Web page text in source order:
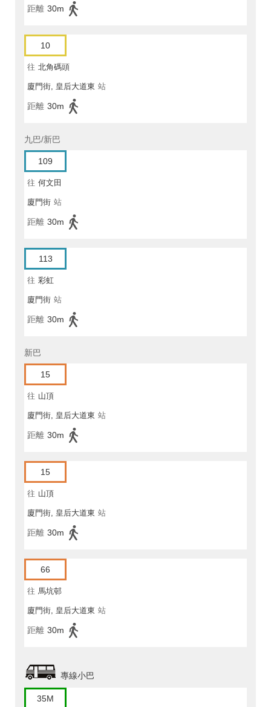
距離 30m
10
往 北角碼頭
廈門街, 皇后大道東 站
距離 30m
九巴/新巴
109
往 何文田
廈門街 站
距離 30m
113
往 彩虹
廈門街 站
距離 30m
新巴
15
往 山頂
廈門街, 皇后大道東 站
距離 30m
15
往 山頂
廈門街, 皇后大道東 站
距離 30m
66
往 馬坑邨
廈門街, 皇后大道東 站
距離 30m
專線小巴
35M